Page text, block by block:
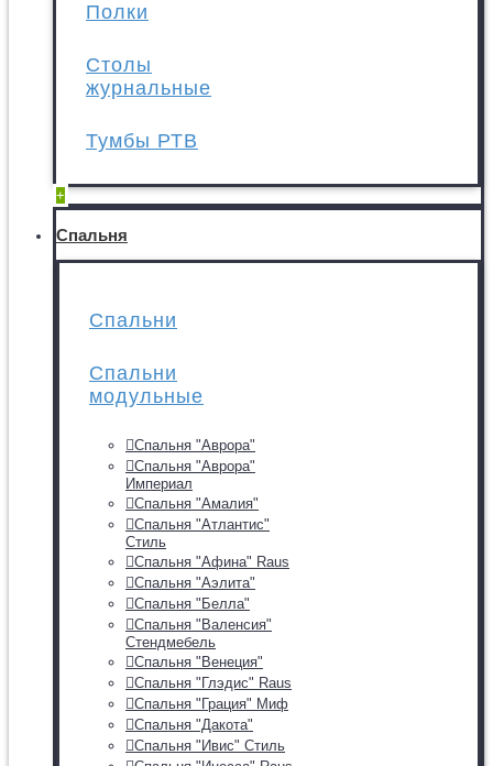
Полки
Столы
журнальные
Тумбы РТВ
+
Спальня
Спальни
Спальни
модульные
Спальня "Аврора"
Спальня "Аврора"
Империал
Спальня "Амалия"
Спальня "Атлантис"
Стиль
Спальня "Афина" Raus
Спальня "Аэлита"
Спальня "Белла"
Спальня "Валенсия"
Стендмебель
Спальня "Венеция"
Спальня "Глэдис" Raus
Спальня "Грация" Миф
Спальня "Дакота"
Спальня "Ивис" Стиль